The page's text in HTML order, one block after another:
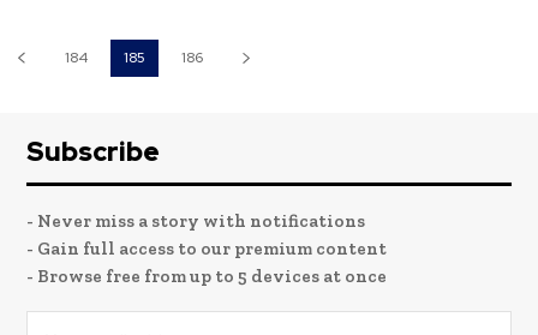
184 185 186
Subscribe
- Never miss a story with notifications
- Gain full access to our premium content
- Browse free from up to 5 devices at once